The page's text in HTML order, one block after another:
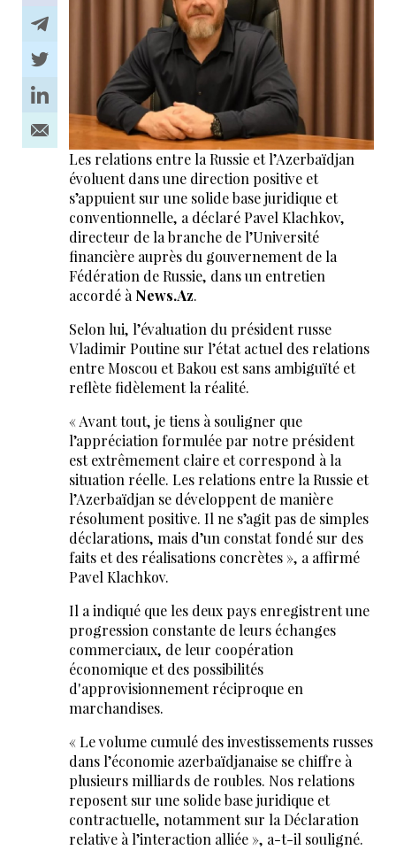
Les relations entre la Russie et l’Azerbaïdjan
évoluent dans une direction positive et
s’appuient sur une solide base juridique et
conventionnelle, a déclaré Pavel Klachkov,
directeur de la branche de l’Université
financière auprès du gouvernement de la
Fédération de Russie, dans un entretien
accordé àNews.Az.
Selon lui, l’évaluation du président russe
Vladimir Poutine sur l’état actuel des relations
entre Moscou et Bakou est sans ambiguïté et
reflète fidèlement la réalité.
« Avant tout, je tiens à souligner que
l’appréciation formulée par notre président
est extrêmement claire et correspond à la
situation réelle. Les relations entre la Russie et
l’Azerbaïdjan se développent de manière
résolument positive. Il ne s’agit pas de simples
déclarations, mais d’un constat fondé sur des
faits et des réalisations concrètes », a affirmé
Pavel Klachkov.
Il a indiqué que les deux pays enregistrent une
progression constante de leurs échanges
commerciaux, de leur coopération
économique et des possibilités
d'approvisionnement réciproque en
marchandises.
« Le volume cumulé des investissements russes
dans l’économie azerbaïdjanaise se chiffre à
plusieurs milliards de roubles. Nos relations
reposent sur une solide base juridique et
contractuelle, notamment sur la Déclaration
relative à l’interaction alliée », a-t-il souligné.